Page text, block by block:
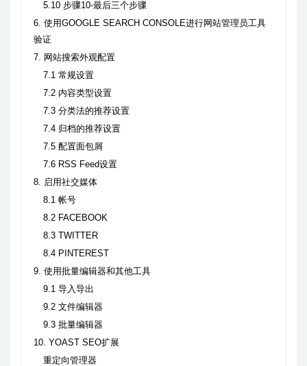
5.10 步骤10-最后三个步骤
6. 使用GOOGLE SEARCH CONSOLE进行网站管理员工具
验证
7. 网站搜索外观配置
7.1 常规设置
7.2 内容类型设置
7.3 分类法的推荐设置
7.4 归档的推荐设置
7.5 配置面包屑
7.6 RSS Feed设置
8. 启用社交媒体
8.1 帐号
8.2 FACEBOOK
8.3 TWITTER
8.4 PINTEREST
9. 使用批量编辑器和其他工具
9.1 导入导出
9.2 文件编辑器
9.3 批量编辑器
10. YOAST SEO扩展
重定向管理器